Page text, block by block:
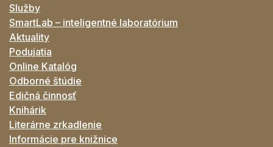
Služby
SmartLab – inteligentné laboratórium
Aktuality
Podujatia
Online Katalóg
Odborné štúdie
Edičná činnosť
Knihárik
Literárne zrkadlenie
Informácie pre knižnice